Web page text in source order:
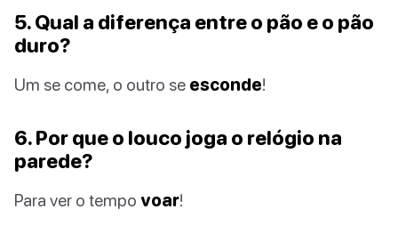
5. Qual a diferença entre o pão e o pão
duro?
Um se come, o outro se esconde!
6. Por que o louco joga o relógio na
parede?
Para ver o tempo voar!